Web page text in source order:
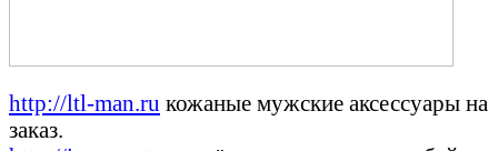
http://ltl-man.ru кожаные мужские аксессуары на
заказ.